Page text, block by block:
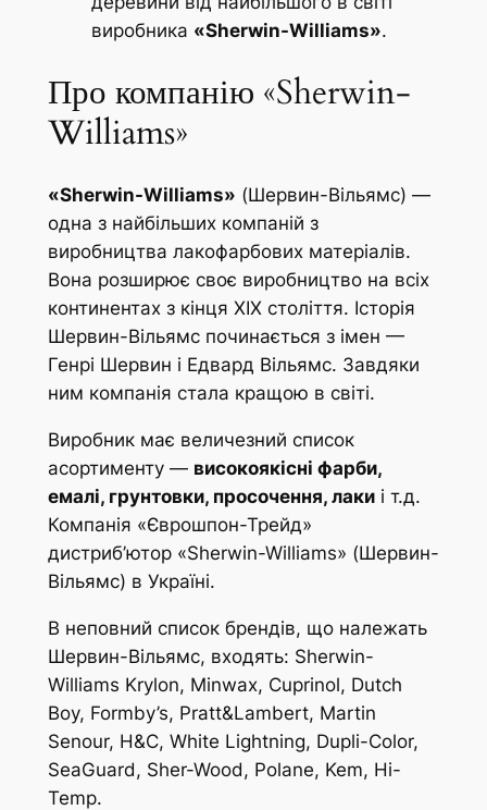
л
і
с
т
ь
виробника «Sherwin-Williams».
Про компанію «Sherwin-
Williams»
«Sherwin-Williams» (Шервин-Вільямс) —
одна з найбільших компаній з
виробництва лакофарбових матеріалів.
Вона розширює своє виробництво на всіх
континентах з кінця ХІХ століття. Історія
Шервин-Вільямс починається з імен —
Генрі Шервин і Едвард Вільямс. Завдяки
ним компанія стала кращою в світі.
Виробник має величезний список
асортименту — високоякісні фарби,
емалі, грунтовки, просочення, лакиі т.д.
Компанія «Єврошпон-Трейд»
дистриб’ютор «Sherwin-Williams» (Шервин-
Вільямс) в Україні.
В неповний список брендів, що належать
Шервин-Вільямс, входять: Sherwin-
Williams Krylon, Minwax, Cuprinol, Dutch
Boy, Formby’s, Pratt&Lambert, Martin
Senour, H&C, White Lightning, Dupli-Color,
SeaGuard, Sher-Wood, Polane, Kem, Hi-
Temp.